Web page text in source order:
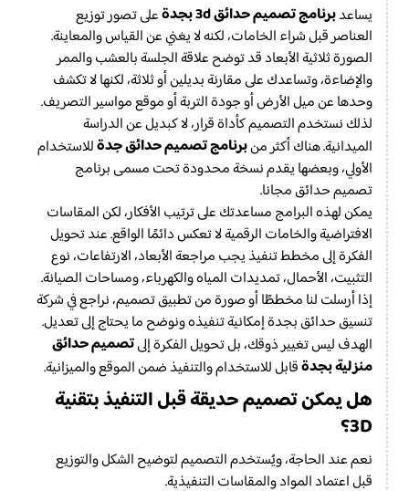
يساعدبرنامج تصميم حدائق 3d بجدة
على تصور توزيع
العناصر قبل شراء الخامات، لكنه لا يغني عن القياس والمعاينة.
الصورة ثلاثية الأبعاد قد توضح علاقة الجلسة بالعشب والممر
والإضاءة، وتساعدك على مقارنة بديلين أو ثلاثة، لكنها لا تكشف
وحدها عن ميل الأرض أو جودة التربة أو موقع مواسير التصريف.
لذلك نستخدم التصميم كأداة قرار، لا كبديل عن الدراسة
الميدانية. هناك أكثر منبرنامج تصميم حدائق جدةللاستخدام
الأولي، وبعضها يقدم نسخة محدودة تحت مسمى برنامج
تصميم حدائق مجانا.
يمكن لهذه البرامج مساعدتك على ترتيب الأفكار، لكن المقاسات
الافتراضية والخامات الرقمية لا تعكس دائمًا الواقع. عند تحويل
الفكرة إلى مخطط تنفيذ يجب مراجعة الأبعاد، الارتفاعات، نوع
التثبيت، الأحمال، تمديدات المياه والكهرباء، ومساحات الصيانة.
إذا أرسلت لنا مخططًا أو صورة من تطبيق تصميم، نراجع في شركة
تنسيق حدائق بجدة إمكانية تنفيذه ونوضح ما يحتاج إلى تعديل.
الهدف ليس تغيير ذوقك، بل تحويل الفكرة إلىتصميم حدائق
منزلية بجدةقابل للاستخدام والتنفيذ ضمن الموقع والميزانية.
هل يمكن تصميم حديقة قبل التنفيذ بتقنية
3D؟
نعم عند الحاجة، ويُستخدم التصميم لتوضيح الشكل والتوزيع
قبل اعتماد المواد والمقاسات التنفيذية.